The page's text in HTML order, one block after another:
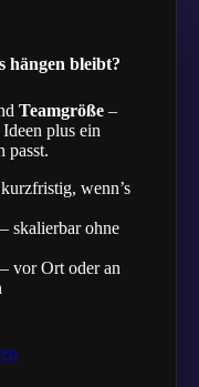
hängen bleibt?
Teamgröße –
plus ein
passt.
wenn’s
– skalierbar ohne
– vor Ort oder an